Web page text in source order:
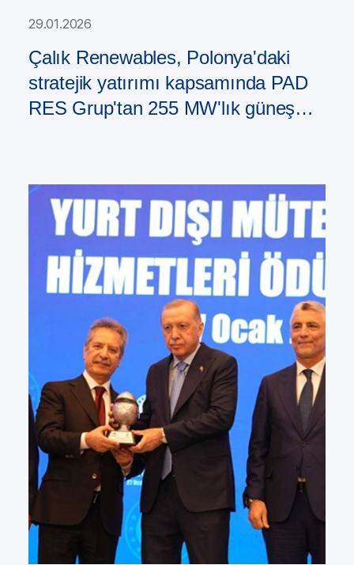
29.01.2026
Çalık Renewables, Polonya'daki
stratejik yatırımı kapsamında PAD
RES Grup'tan 255 MW'lık güneş